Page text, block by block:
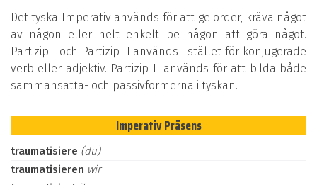
Det tyska Imperativ används för att ge order, kräva något
av någon eller helt enkelt be någon att göra något.
Partizip I och Partizip II används i stället för konjugerade
verb eller adjektiv. Partizip II används för att bilda både
sammansatta- och passivformerna i tyskan.
Imperativ Präsens
traumatisiere (du)
traumatisieren wir